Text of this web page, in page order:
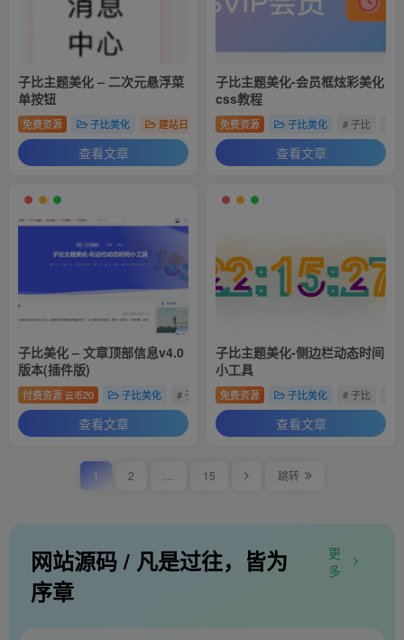
子比主题美化 – 二次元悬浮菜
单按钮
免费资源 子比美化 建站日记 # 子比 # 美化 # 侧边栏
查看文章
子比主题美化-会员框炫彩美化
css教程
免费资源 子比美化 # 子比
查看文章
子比美化 – 文章顶部信息v4.0
版本(插件版)
付费资源 云币20 子比美化 # 子比 # 美化 # 插件
查看文章
子比主题美化-侧边栏动态时间
小工具
免费资源 子比美化 # 子比
查看文章
1 2 15 跳转
网站源码 / 凡是过往，皆为
序章
更
多